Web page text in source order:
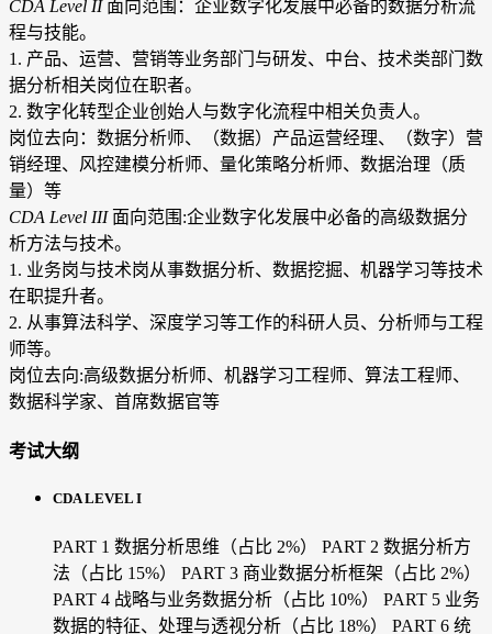
CDA Level II面向范围：企业数字化发展中必备的数据分析流
程与技能。
1. 产品、运营、营销等业务部门与研发、中台、技术类部门数
据分析相关岗位在职者。
2. 数字化转型企业创始人与数字化流程中相关负责人。
岗位去向：数据分析师、（数据）产品运营经理、（数字）营
销经理、风控建模分析师、量化策略分析师、数据治理（质
量）等
CDA Level III面向范围:企业数字化发展中必备的高级数据分
析方法与技术。
1. 业务岗与技术岗从事数据分析、数据挖掘、机器学习等技术
在职提升者。
2. 从事算法科学、深度学习等工作的科研人员、分析师与工程
师等。
岗位去向:高级数据分析师、机器学习工程师、算法工程师、
数据科学家、首席数据官等
考试大纲
CDA LEVEL I
PART 1 数据分析思维（占比 2%）
PART 2 数据分析方
法（占比 15%）
PART 3 商业数据分析框架（占比 2%）
PART 4 战略与业务数据分析（占比 10%）
PART 5 业务
数据的特征、处理与透视分析（占比 18%）
PART 6 统